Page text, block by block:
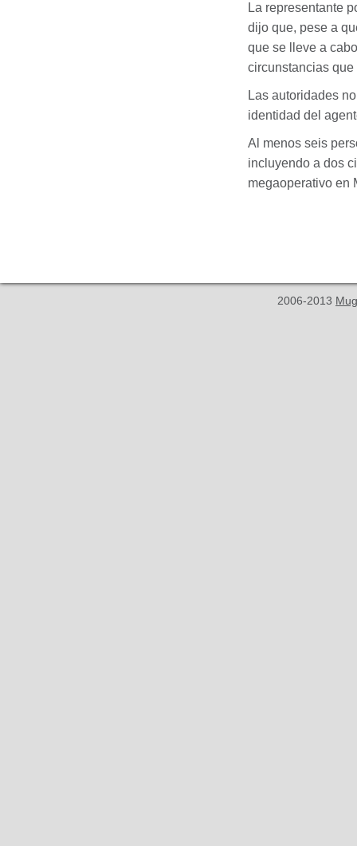
La representante
dijo que, pese a
que se lleve a
circunstancias que
Las autoridades
identidad del
Al menos seis
incluyendo a dos
megaoperativo en
2006-2013